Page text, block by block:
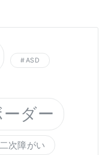
ASD
ダー
二次障がい